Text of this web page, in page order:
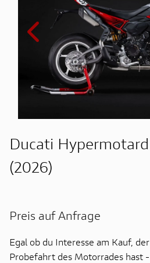
Ducati
(2026)
Preis auf Anfrage
Egal ob du Interesse am Kauf,
Probefahrt des Motorrades hast